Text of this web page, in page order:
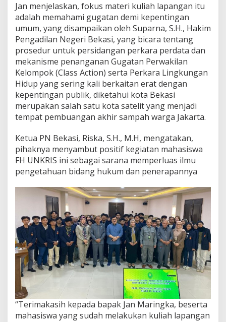
Jan menjelaskan, fokus materi kuliah lapangan itu
adalah memahami gugatan demi kepentingan
umum, yang disampaikan oleh Suparna, S.H., Hakim
Pengadilan Negeri Bekasi, yang bicara tentang
prosedur untuk persidangan perkara perdata dan
mekanisme penanganan Gugatan Perwakilan
Kelompok (Class Action) serta Perkara Lingkungan
Hidup yang sering kali berkaitan erat dengan
kepentingan publik, diketahui kota Bekasi
merupakan salah satu kota satelit yang menjadi
tempat pembuangan akhir sampah warga Jakarta.
Ketua PN Bekasi, Riska, S.H., M.H, mengatakan,
pihaknya menyambut positif kegiatan mahasiswa
FH UNKRIS ini sebagai sarana memperluas ilmu
pengetahuan bidang hukum dan penerapannya
“Terimakasih kepada bapak Jan Maringka, beserta
mahasiswa yang sudah melakukan kuliah lapangan